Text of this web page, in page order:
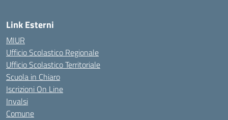
Link Esterni
MIUR
Ufficio Scolastico Regionale
Ufficio Scolastico Territoriale
Scuola in Chiaro
Iscrizioni On Line
Invalsi
Comune